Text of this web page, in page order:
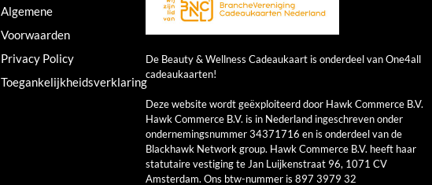
Algemene
Voorwaarden
Privacy Policy
Toegankelijkheidsverklaring
De Beauty & Wellness Cadeaukaart is onderdeel van One4all
cadeaukaarten!
Deze website wordt geëxploiteerd door Hawk Commerce B.V.
Hawk Commerce B.V. is in Nederland ingeschreven onder
ondernemingsnummer 34371716 en is onderdeel van de
Blackhawk Network group. Hawk Commerce B.V. heeft haar
statutaire vestiging te Jan Luijkenstraat 96, 1071 CV
Amsterdam. Ons btw-nummer is 897 3979 32